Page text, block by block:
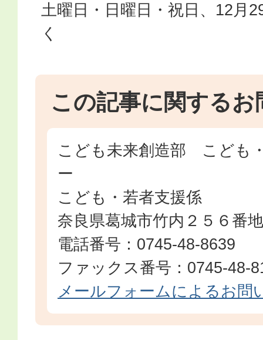
土曜日・日曜日・祝日、12月
く
この記事に関するお
こども未来創造部 こども
ー
こども・若者支援係
奈良県葛城市竹内２５６番
電話番号：0745-48-8639
ファックス番号：0745-48-
メールフォームによるお問